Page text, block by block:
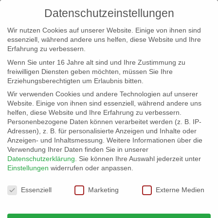
info@erfolgreich-events.de
+4940 46 777 230
Datenschutzeinstellungen
Wir nutzen Cookies auf unserer Website. Einige von ihnen sind
essenziell, während andere uns helfen, diese Website und Ihre
Erfahrung zu verbessern.
Wenn Sie unter 16 Jahre alt sind und Ihre Zustimmung zu
freiwilligen Diensten geben möchten, müssen Sie Ihre
Erziehungsberechtigten um Erlaubnis bitten.
Wir verwenden Cookies und andere Technologien auf unserer
Website. Einige von ihnen sind essenziell, während andere uns
helfen, diese Website und Ihre Erfahrung zu verbessern.
Personenbezogene Daten können verarbeitet werden (z. B. IP-
Adressen), z. B. für personalisierte Anzeigen und Inhalte oder
Anzeigen- und Inhaltsmessung. Weitere Informationen über die
Verwendung Ihrer Daten finden Sie in unserer
Datenschutzerklärung
Sie können Ihre Auswahl jederzeit unter
Einstellungen widerrufen oder anpassen.
Datenschutzeinstellungen
Essenziell Marketing Externe Medien